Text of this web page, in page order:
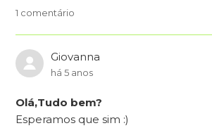
1 comentário
Giovanna
há 5 anos
Olá,Tudo bem?
Esperamos que sim :)